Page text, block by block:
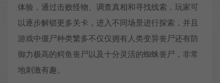
体验，通过击败怪物、调查真相和寻找线索，玩家可
以逐步解锁更多关卡，进入不同场景进行探索，并且
游戏中僵尸种类繁多不仅仅拥有人类变异丧尸还有防
御力极高的鳄鱼丧尸以及十分灵活的蜘蛛丧尸，非常
地刺激有趣。